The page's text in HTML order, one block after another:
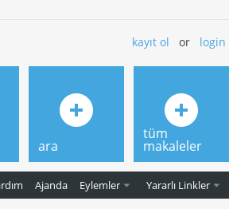
kayıt ol or login
Ajanda Eylemler Yararlı Linkler
ara
tüm
makaleler